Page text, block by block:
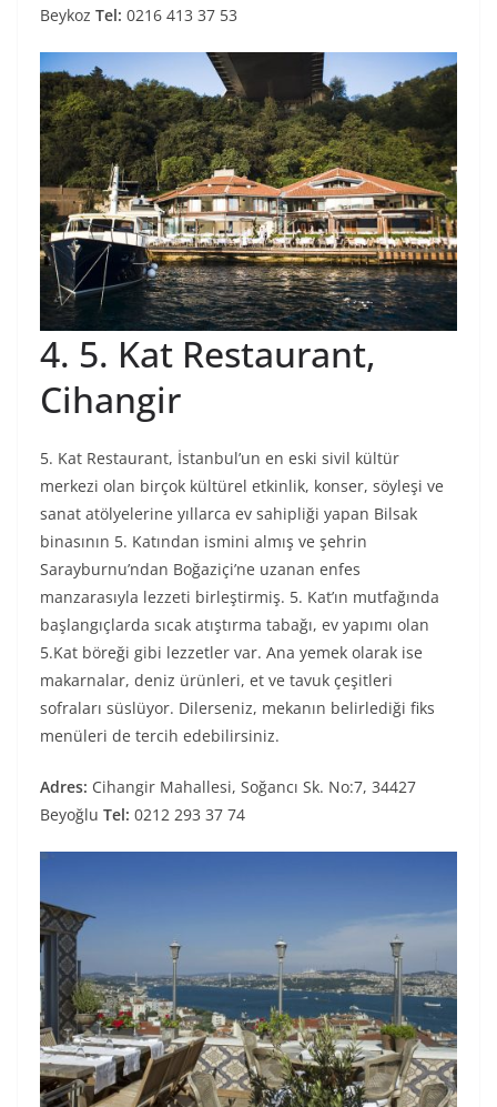
Beykoz Tel: 0216 413 37 53
4. 5. Kat Restaurant,
Cihangir
5. Kat Restaurant, İstanbul’un en eski sivil kültür
merkezi olan birçok kültürel etkinlik, konser, söyleşi ve
sanat atölyelerine yıllarca ev sahipliği yapan Bilsak
binasının 5. Katından ismini almış ve şehrin
Sarayburnu’ndan Boğaziçi’ne uzanan enfes
manzarasıyla lezzeti birleştirmiş. 5. Kat’ın mutfağında
başlangıçlarda sıcak atıştırma tabağı, ev yapımı olan
5.Kat böreği gibi lezzetler var. Ana yemek olarak ise
makarnalar, deniz ürünleri, et ve tavuk çeşitleri
sofraları süslüyor. Dilerseniz, mekanın belirlediği fiks
menüleri de tercih edebilirsiniz.
Adres: Cihangir Mahallesi, Soğancı Sk. No:7, 34427
Beyoğlu Tel: 0212 293 37 74